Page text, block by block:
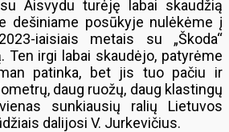
Aisvydu turėję labai skaudžią
dešiniame posūkyje nulėkėme į
iaisiais metais su „Škoda“
Ten irgi labai skaudėjo, patyrėme
patinka, bet jis tuo pačiu ir
daug ruožų, daug klastingų
sunkiausių ralių Lietuvos
dalijosi V. Jurkevičius.